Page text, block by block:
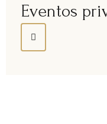
Eventos